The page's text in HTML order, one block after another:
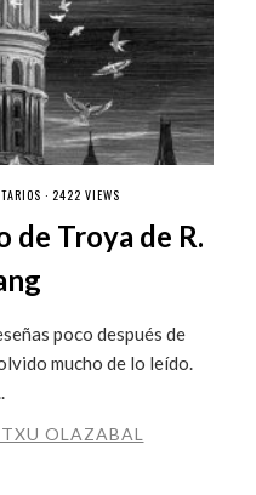
· 2422 VIEWS
de Troya de R.
poco después de
mucho de lo leído.
OLAZABAL